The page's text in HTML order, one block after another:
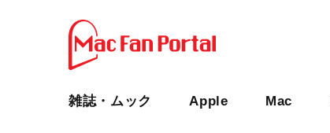
雑誌・ムック Apple Mac